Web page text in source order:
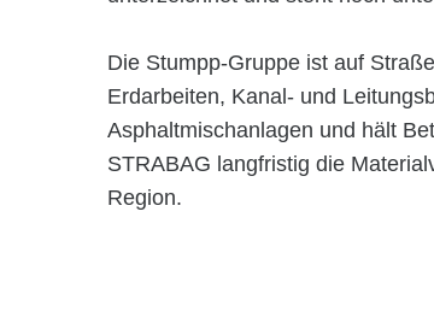
Die Stumpp-Gruppe ist auf
Erdarbeiten, Kanal- und
Asphaltmischanlagen und hält
STRABAG langfristig die
Region.